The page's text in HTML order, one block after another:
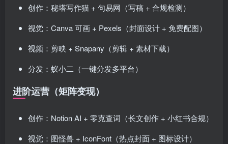
创作：秘塔写作猫 + 句易网（写稿 + 合规检测）
视觉：Canva 可画 + Pexels（封面设计 + 免费配图）
视频：剪映 + Snapany（剪辑 + 素材下载）
分发：蚁小二（一键分发多平台）
进阶运营（矩阵变现）
创作：Notion AI + 零克查词（长文创作 + 小红书合规）
视觉：图怪兽 + IconFont（热点封面 + 图标设计）